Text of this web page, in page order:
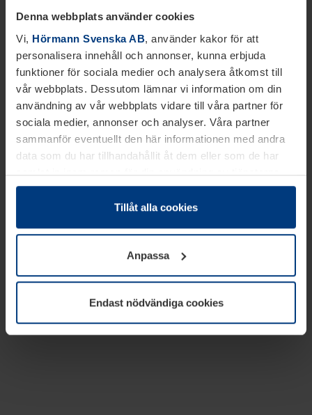
Denna webbplats använder cookies
Vi, Hörmann Svenska AB, använder kakor för att
personalisera innehåll och annonser, kunna erbjuda
funktioner för sociala medier och analysera åtkomst till
vår webbplats. Dessutom lämnar vi information om din
användning av vår webbplats vidare till våra partner för
sociala medier, annonser och analyser. Våra partner
sammanför eventuellt den här informationen med andra
data som du har tillhandahållit åt dem eller som de har
samlat in inom ramen för din användning av tjänsterna.
Juridiskt kan vi lagra kakor på din enhet, om de är
absolut nödvändiga för driften av den här webbplatsen.
godkännande kan du när som helst ändra eller återkalla i
informationen om kakor underDataskyddsförklaring
vår webbplats.
Tillåt alla cookies
Anpassa
Endast nödvändiga cookies